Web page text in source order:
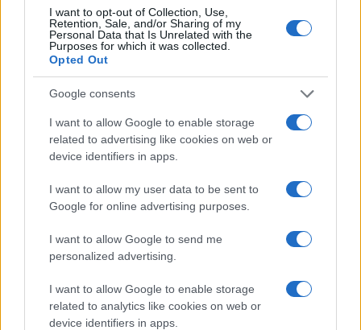
I want to opt-out of Collection, Use,
Retention, Sale, and/or Sharing of my
Personal Data that Is Unrelated with the
Purposes for which it was collected.
Opted Out
Google consents
I want to allow Google to enable storage
related to advertising like cookies on web or
device identifiers in apps.
I want to allow my user data to be sent to
Google for online advertising purposes.
I want to allow Google to send me
personalized advertising.
I want to allow Google to enable storage
related to analytics like cookies on web or
device identifiers in apps.
Continuez la lecture
INVESTISSEMENTS
Investir dans les locations de vacances : est-ce le bon moment
en 2026 ?
Thomas Lefevre · 6 Août 2026